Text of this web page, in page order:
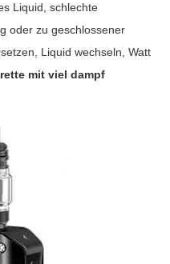
Liquid, schlechte
oder zu geschlossener
Liquid wechseln, Watt
mit viel dampf